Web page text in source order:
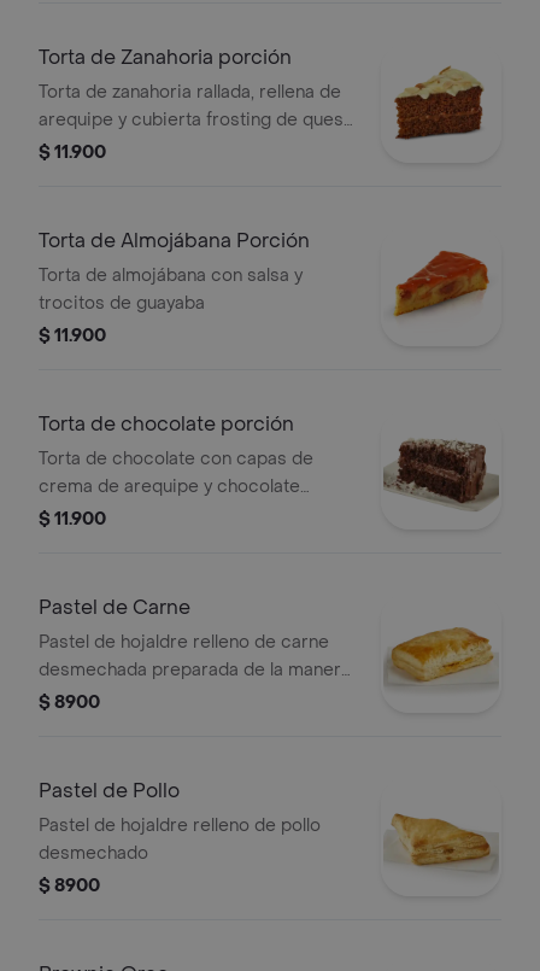
Torta de Zanahoria porción
Torta de zanahoria rallada, rellena de
arequipe y cubierta frosting de queso
con trocitos de almendras
$ 11.900
Torta de Almojábana Porción
Torta de almojábana con salsa y
trocitos de guayaba
$ 11.900
Torta de chocolate porción
Torta de chocolate con capas de
crema de arequipe y chocolate
colombiano semiamargo y decorada
$ 11.900
Pastel de Carne
Pastel de hojaldre relleno de carne
desmechada preparada de la manera
tradicional.
$ 8900
Pastel de Pollo
Pastel de hojaldre relleno de pollo
desmechado
$ 8900